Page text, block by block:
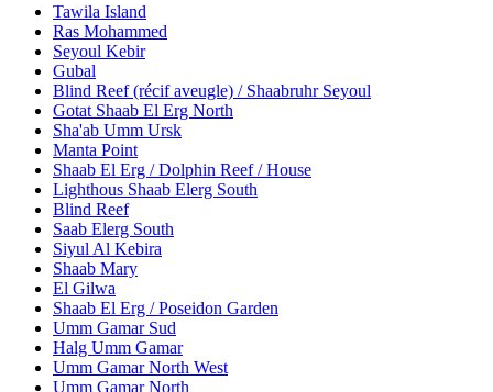
Tawila Island
Ras Mohammed
Seyoul Kebir
Gubal
Blind Reef (récif aveugle) / Shaabruhr Seyoul
Gotat Shaab El Erg North
Sha'ab Umm Ursk
Manta Point
Shaab El Erg / Dolphin Reef / House
Lighthous Shaab Elerg South
Blind Reef
Saab Elerg South
Siyul Al Kebira
Shaab Mary
El Gilwa
Shaab El Erg / Poseidon Garden
Umm Gamar Sud
Halg Umm Gamar
Umm Gamar North West
Umm Gamar North